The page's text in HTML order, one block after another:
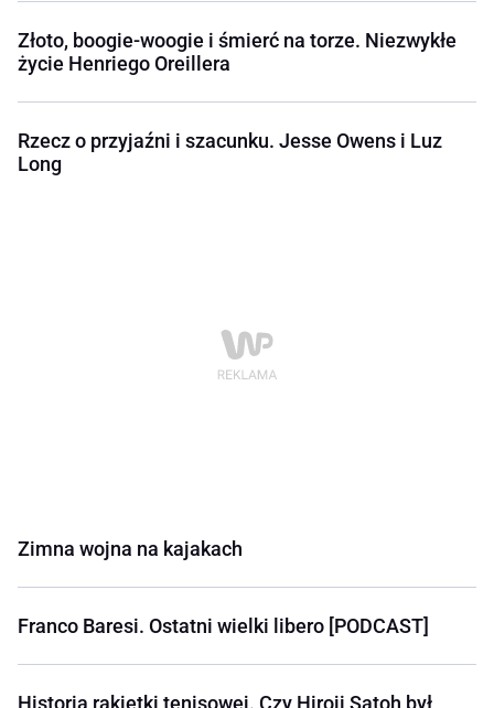
Złoto, boogie-woogie i śmierć na torze. Niezwykłe
życie Henriego Oreillera
Rzecz o przyjaźni i szacunku. Jesse Owens i Luz
Long
Zimna wojna na kajakach
Franco Baresi. Ostatni wielki libero [PODCAST]
Historia rakietki tenisowej. Czy Hiroji Satoh był